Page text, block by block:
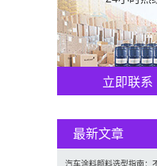
立即联系
最新文章
汽车涂料颜料选型指南：